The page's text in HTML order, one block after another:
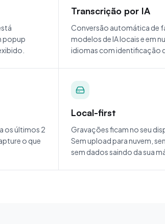
popup
Transcrição por IA
Conversão automática de
modelos de IA locais e em
idiomas com identificação
os últimos 2
o que
Local-first
Gravações ficam no seu
Sem upload para nuvem,
sem dados saindo da sua